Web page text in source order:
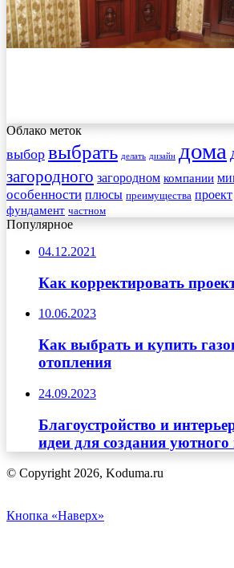
Облако меток
выбор выбрать делать дизайн дома
загородного загородном компании
особенности плюсы преимущества проект
фундамент частном
Популярное
04.12.2021
Как корректировать
10.06.2023
Как выбрать и купить
отопления
24.09.2023
Благоустройство и
идеи для создания уютного
© Copyright 2026, Koduma.ru
Кнопка «Наверх»